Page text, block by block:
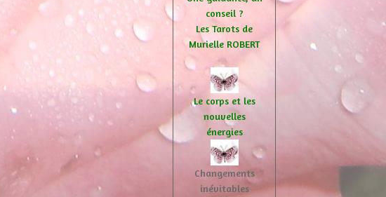
conseil ?
Les Tarots de
Murielle ROBERT
Le corps et les
nouvelles
énergies
Changements
inévitables